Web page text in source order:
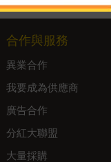
合作與服務
異業合作
我要成為供應商
廣告合作
分紅大聯盟
大量採購